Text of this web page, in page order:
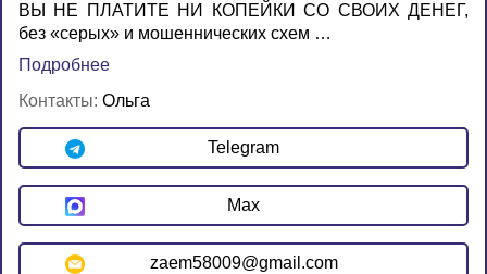
ВЫ НЕ ПЛАТИТЕ НИ КОПЕЙКИ СО СВОИХ ДЕНЕГ,
без «серых» и мошеннических схем …
Подробнее
Контакты: Ольга
Telegram
Max
zaem58009@gmail.com